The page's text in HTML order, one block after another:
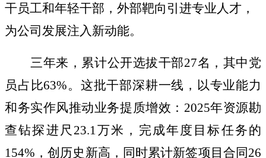
干员工和年轻干部，外部靶向引进专业人才，
为公司发展注入新动能。
三年来 ，累计公开选拔干部27名 ， 其中党
员占比63%。 这批干部深耕一线，以专业能力
和务实作风推动业务提质增效 ： 2025年资源勘
查钻探进尺 23.1 万米，完成年度目标任务的
154% ，创历史新高 ，同时累计新签项目合同26